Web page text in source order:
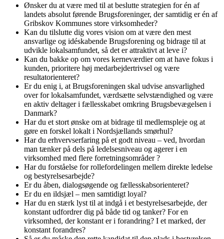
Ønsker du at være med til at beslutte strategien for én af
landets absolut førende Brugsforeninger, der samtidig er én af
Gribskov Kommunes store virksomheder?
Kan du tilslutte dig vores vision om at være den mest
ansvarlige og idéskabende Brugsforening og bidrage til at
udvikle lokalsamfundet, så det er attraktivt at leve i?
Kan du bakke op om vores kerneværdier om at have fokus i
kunden, prioritere høj medarbejdertrivsel og være
resultatorienteret?
Er du enig i, at Brugsforeningen skal udvise ansvarlighed
over for lokalsamfundet, værdsætte selvstændighed og være
en aktiv deltager i fællesskabet omkring Brugsbevægelsen i
Danmark?
Har du et stort ønske om at bidrage til medlemspleje og at
gøre en forskel lokalt i Nordsjællands smørhul?
Har du erhvervserfaring på et godt niveau – ved, hvordan
man tænker på dels på ledelsesniveau og agerer i en
virksomhed med flere forretningsområder ?
Har du forståelse for rollefordelingen mellem direkte ledelse
og bestyrelsesarbejde?
Er du åben, dialogsøgende og fællesskabsorienteret?
Er du en ildsjæl – men samtidigt loyal?
Har du en stærk lyst til at indgå i et bestyrelsesarbejde, der
konstant udfordrer dig på både tid og tanker? For en
virksomhed, der konstant er i forandring? I et marked, der
konstant forandres?